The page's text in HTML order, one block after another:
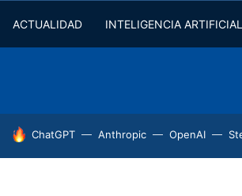
ACTUALIDAD INTELIGENCIA ARTIFICIAL
HOY SE HABLA DE
ChatGPT Anthropic OpenAI